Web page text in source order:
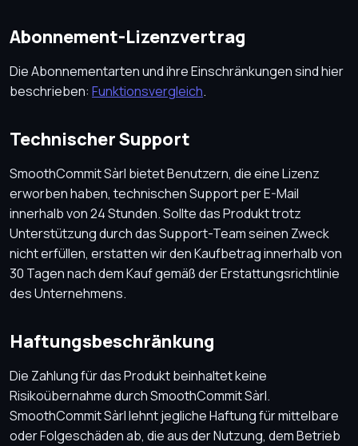
Abonnement-Lizenzvertrag
Die Abonnementarten und ihre Einschränkungen sind hier
beschrieben: Funktionsvergleich.
Technischer Support
SmoothCommit Sàrl bietet Benutzern, die eine Lizenz
erworben haben, technischen Support per E-Mail
innerhalb von 24 Stunden. Sollte das Produkt trotz
Unterstützung durch das Support-Team seinen Zweck
nicht erfüllen, erstatten wir den Kaufbetrag innerhalb von
30 Tagen nach dem Kauf gemäß der Erstattungsrichtlinie
des Unternehmens.
Haftungsbeschränkung
Die Zahlung für das Produkt beinhaltet keine
Risikoübernahme durch SmoothCommit Sàrl.
SmoothCommit Sàrl lehnt jegliche Haftung für mittelbare
oder Folgeschäden ab, die aus der Nutzung, dem Betrieb